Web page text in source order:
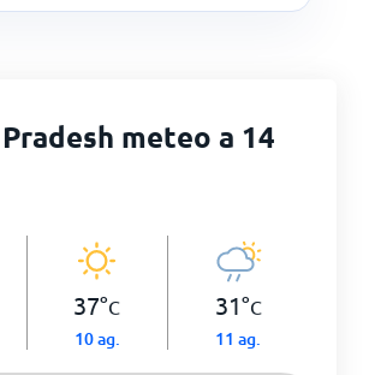
meteo a 14
37°C
10 ag.
31°C
11 ag.